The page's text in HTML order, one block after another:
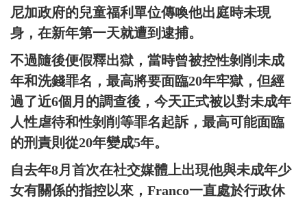
尼加政府的兒童福利單位傳喚他出庭時未現
身，在新年第一天就遭到逮捕。
不過隨後便假釋出獄，當時曾被控性剝削未成
年和洗錢罪名，最高將要面臨20年牢獄，但經
過了近6個月的調查後，今天正式被以對未成年
人性虐待和性剝削等罪名起訴，最高可能面臨
的刑責則從20年變成5年。
自去年8月首次在社交媒體上出現他與未成年少
女有關係的指控以來，Franco一直處於行政休